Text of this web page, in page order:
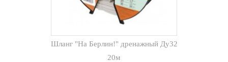
Шланг "На Берлин!" дренажный Ду32
20м